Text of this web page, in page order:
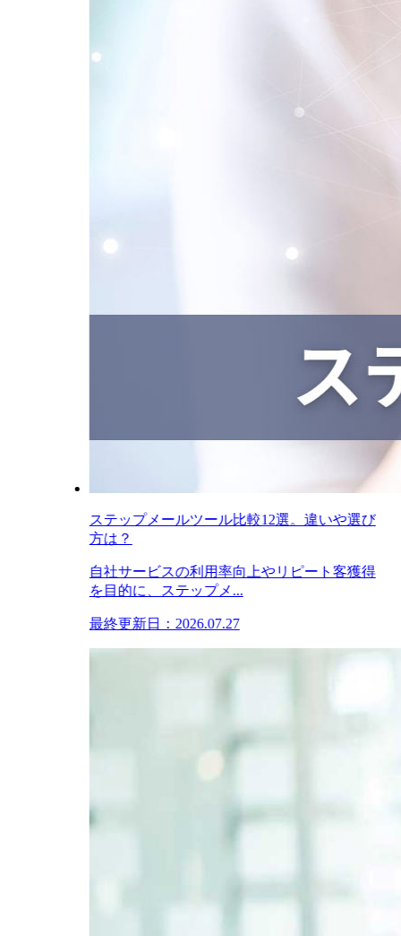
ステップメールツール比較12選。違いや選び
方は？
自社サービスの利用率向上やリピート客獲得
を目的に、ステップメ...
最終更新日：2026.07.27